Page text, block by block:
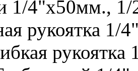
1/4"х50мм.,
рукоятка 1/